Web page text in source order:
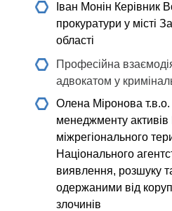
Іван Монін Керівник
прокуратури у місті
області
Професійна
адвокатом у
Олена Міронова
менеджменту активів
міжрегіонального
Національного
виявлення, розшуку
одержаними від
злочинів